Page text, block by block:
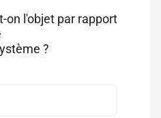
on l'objet par rapport
?